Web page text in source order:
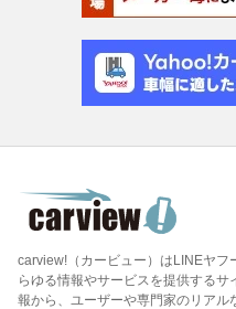
carview!（カービュー）はLINEヤフ
らゆる情報やサービスを提供する
報から、ユーザーや専門家のリア